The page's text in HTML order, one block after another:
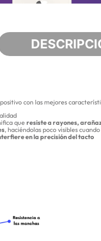
con las mejores
queresiste a rayones,
, haciéndolas poco visibles
en la precisión del tacto